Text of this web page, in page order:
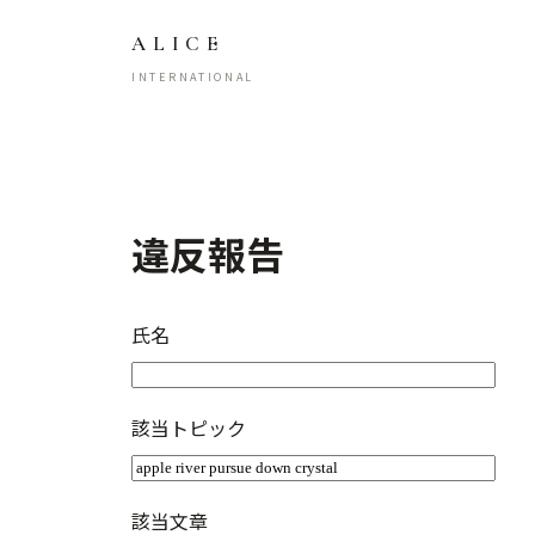
ALICE
INTERNATIONAL
違反報告
氏名
該当トピック
該当文章